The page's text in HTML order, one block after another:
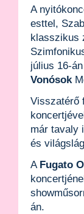
A
esttel,
klasszikus
július 16-
Vonósok
Visszatérő
már tavaly
és
A Fugato
án.